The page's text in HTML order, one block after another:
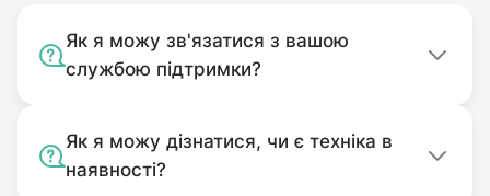
Як я можу зв'язатися з вашою
службою підтримки?
Як я можу дізнатися, чи є техніка в
наявності?